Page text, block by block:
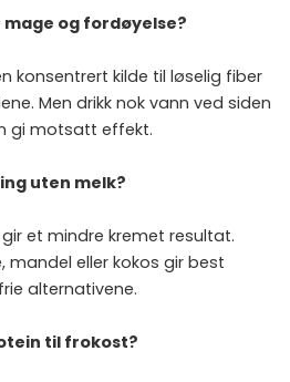
og fordøyelse?
konsentrert kilde til løselig fiber
Men drikk nok vann ved siden
gi motsatt effekt.
uten melk?
et mindre kremet resultat.
mandel eller kokos gir best
alternativene.
til frokost?